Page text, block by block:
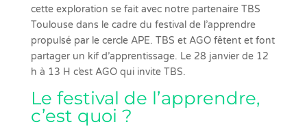
cette exploration se fait avec notre partenaire TBS
Toulouse dans le cadre du festival de l’apprendre
propulsé par le cercle APE. TBS et AGO fêtent et font
partager un kif d’apprentissage. Le 28 janvier de 12
h à 13 H c’est AGO qui invite TBS.
Le festival de l’apprendre,
c’est quoi ?